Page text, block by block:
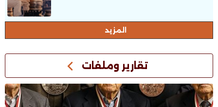
المزيد
تقارير وملفات